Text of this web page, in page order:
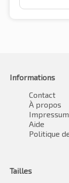
Informations
Contact
À propos
Impressum
Aide
Politique
Tailles